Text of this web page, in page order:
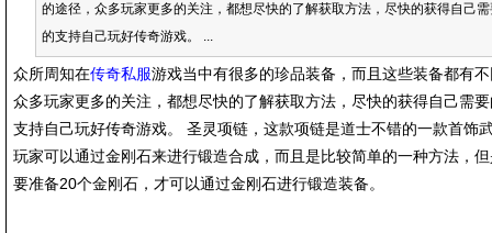
的途径，众多玩家更多的关注，都想尽快的了解获取方法，尽快的获得自己
的支持自己玩好传奇游戏。 ...
众所周知在传奇私服游戏当中有很多的珍品装备，而且这些装备都有
众多玩家更多的关注，都想尽快的了解获取方法，尽快的获得自己需
支持自己玩好传奇游戏。 圣灵项链，这款项链是道士不错的一款首饰
玩家可以通过金刚石来进行锻造合成，而且是比较简单的一种方法，
要准备20个金刚石，才可以通过金刚石进行锻造装备。